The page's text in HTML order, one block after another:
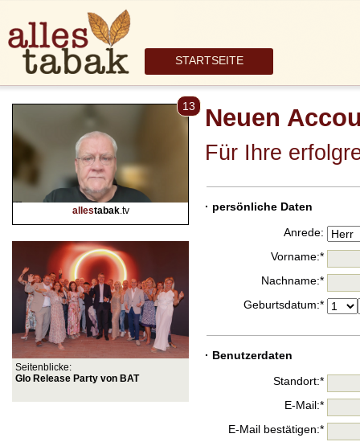
STARTSEITE
13
allestabak.tv
Seitenblicke:
Glo Release Party von BAT
Neuen
Für Ihre
· persönliche Daten
Anrede:
Vorname:*
Nachname:*
Geburtsdatum:*
· Benutzerdaten
Standort:*
E-Mail:*
E-Mail bestätigen:*